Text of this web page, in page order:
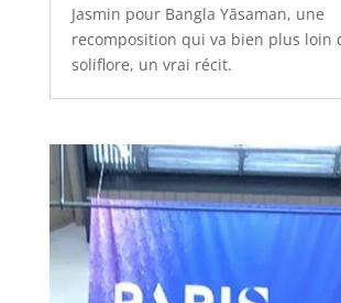
Jasmin pour Bangla Yāsaman, une
recomposition qui va bien plus loin
soliflore, un vrai récit.